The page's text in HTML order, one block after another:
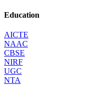
Education
AICTE
NAAC
CBSE
NIRF
UGC
NTA